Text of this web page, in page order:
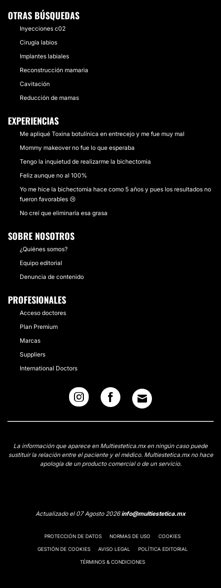
OTRAS BÚSQUEDAS
Inyecciones c02
Cirugía labios
Implantes labiales
Reconstrucción mamaria
Cavitación
Reducción de mamas
EXPERIENCIAS
Me apliqué Toxina botulínica en entrecejo y me fue muy mal
Mommy makeover no fue lo que esperaba
Tengo la inquietud de realizarme la bichectomia
Feliz aunque no al 100%
Yo me hice la bichectomia hace como 5 años y pues los resultados no
fueron favorables 😢
No creí que eliminaría esa grasa
SOBRE NOSOTROS
¿Quiénes somos?
Equipo editorial
Denuncia de contenido
PROFESIONALES
Acceso doctores
Plan Premium
Marcas
Suppliers
International Doctors
La información que aparece en Multiestetica.mx en ningún caso puede
sustituir la relación entre el paciente y el médico. Multiestetica.mx no hace
apología de un producto comercial o de un servicio.
Actualizado el 07 Agosto 2026info@multiestetica.mx
PROTECCIÓN DE DATOS NORMAS DE USO COOKIES
GESTIÓN DE COOKIES AVISO LEGAL POLÍTICA EDITORIAL
TÉRMINOS & CONDICIONES